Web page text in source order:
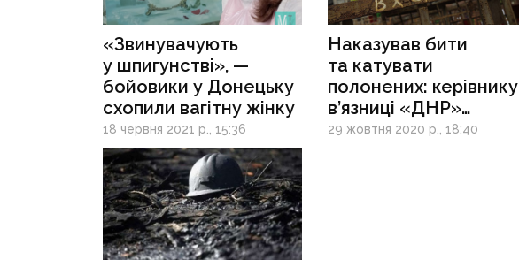
«Звинувачують
у шпигунстві», —
бойовики у Донецьку
схопили вагітну жінку
18 червня 2021 р., 15:36
Наказував бити
та катувати
полонених: керівнику
в’язниці «ДНР»
«Ізоляція» оголосили
29 жовтня 2020 р., 18:40